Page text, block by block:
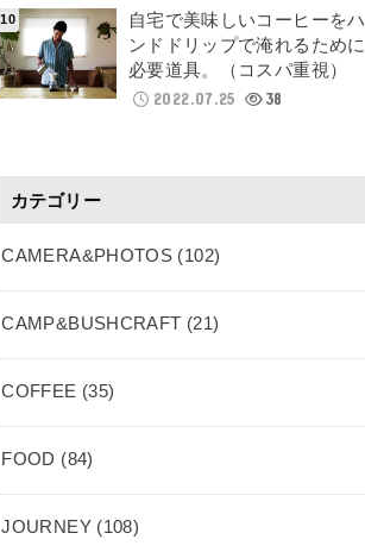
自宅で美味しいコーヒーをハ
ンドドリップで淹れるために
必要道具。（コスパ重視）
2022.07.25
38
カテゴリー
CAMERA&PHOTOS (102)
CAMP&BUSHCRAFT (21)
COFFEE (35)
FOOD (84)
JOURNEY (108)